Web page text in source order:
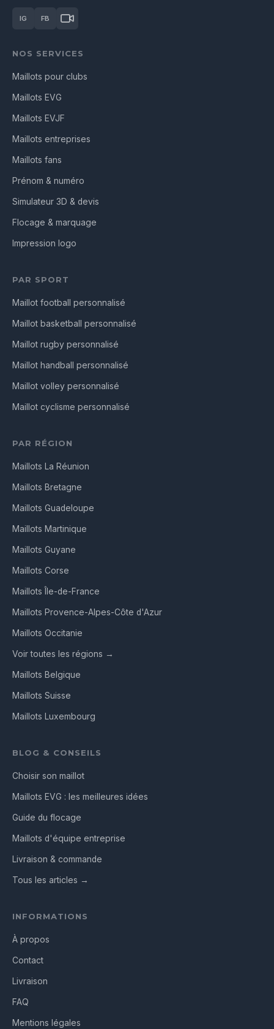
IG FB
NOS SERVICES
Maillots pour clubs
Maillots EVG
Maillots EVJF
Maillots entreprises
Maillots fans
Prénom & numéro
Simulateur 3D & devis
Flocage & marquage
Impression logo
PAR SPORT
Maillot football personnalisé
Maillot basketball personnalisé
Maillot rugby personnalisé
Maillot handball personnalisé
Maillot volley personnalisé
Maillot cyclisme personnalisé
PAR RÉGION
Maillots La Réunion
Maillots Bretagne
Maillots Guadeloupe
Maillots Martinique
Maillots Guyane
Maillots Corse
Maillots Île-de-France
Maillots Provence-Alpes-Côte d'Azur
Maillots Occitanie
Voir toutes les régions →
Maillots Belgique
Maillots Suisse
Maillots Luxembourg
BLOG & CONSEILS
Choisir son maillot
Maillots EVG : les meilleures idées
Guide du flocage
Maillots d'équipe entreprise
Livraison & commande
Tous les articles →
INFORMATIONS
À propos
Contact
Livraison
FAQ
Mentions légales